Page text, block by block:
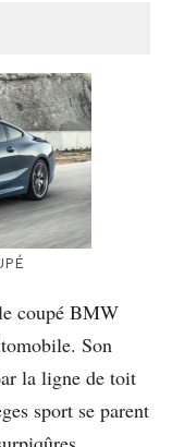
coupé BMW
Son
la ligne de toit
sport se parent